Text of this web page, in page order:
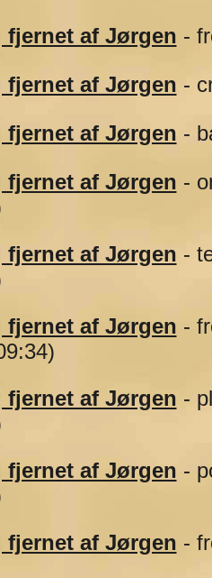
af Jørgen -
af Jørgen -
af Jørgen -
af Jørgen -
af Jørgen -
af Jørgen -
af Jørgen -
af Jørgen -
af Jørgen -